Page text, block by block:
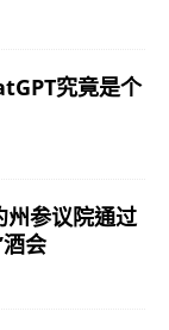
究竟是个
州参议院通过
会